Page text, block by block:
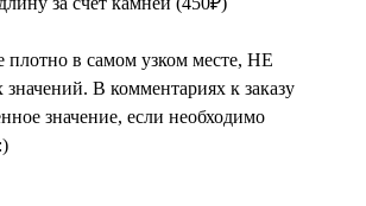
плотно в самом узком месте, НЕ
значений. В комментариях к заказу
значение, если необходимо